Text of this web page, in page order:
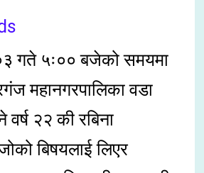
गते ५ः०० बजेको समयमा
महानगरपालिका वडा
२२ की रबिना
बिषयलाई लिएर